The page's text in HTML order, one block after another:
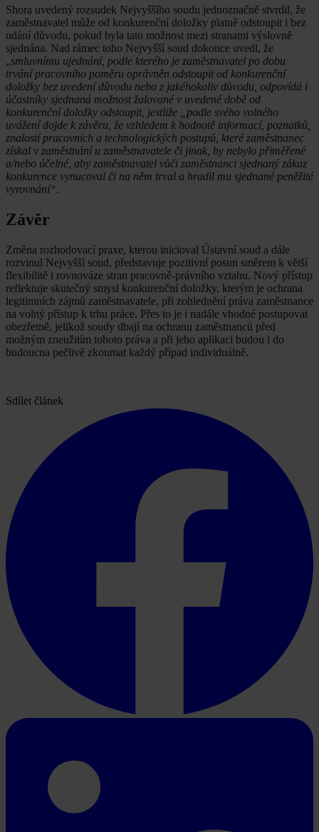
Shora uvedený rozsudek Nejvyššího soudu jednoznačně stvrdil, že
zaměstnavatel může od konkurenční doložky platně odstoupit i bez
udání důvodu, pokud byla tato možnost mezi stranami výslovně
sjednána. Nad rámec toho Nejvyšší soud dokonce uvedl, že
„smluvnímu ujednání, podle kterého je zaměstnavatel po dobu
trvání pracovního poměru oprávněn odstoupit od konkurenční
doložky bez uvedení důvodu nebo z jakéhokoliv důvodu, odpovídá i
účastníky sjednaná možnost žalované v uvedené době od
konkurenční doložky odstoupit, jestliže „podle svého volného
uvážení dojde k závěru, že vzhledem k hodnotě informací, poznatků,
znalostí pracovních a technologických postupů, které zaměstnanec
získal v zaměstnání u zaměstnavatele či jinak, by nebylo přiměřené
a/nebo účelné, aby zaměstnavatel vůči zaměstnanci sjednaný zákaz
konkurence vynucoval či na něm trval a hradil mu sjednané peněžité
vyrovnání“.
Závěr
Změna rozhodovací praxe, kterou inicioval Ústavní soud a dále
rozvinul Nejvyšší soud, představuje pozitivní posun směrem k větší
flexibilitě i rovnováze stran pracovně-právního vztahu. Nový přístup
reflektuje skutečný smysl konkurenční doložky, kterým je ochrana
legitimních zájmů zaměstnavatele, při zohlednění práva zaměstnance
na volný přístup k trhu práce. Přes to je i nadále vhodné postupovat
obezřetně, jelikož soudy dbají na ochranu zaměstnanců před
možným zneužitím tohoto práva a při jeho aplikaci budou i do
budoucna pečlivě zkoumat každý případ individuálně.
Sdílet článek